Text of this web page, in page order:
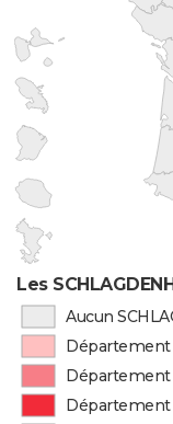
Les
Aucun
Département
Département
Département